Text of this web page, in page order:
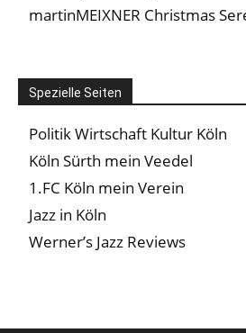
martinMEIXNER Christmas
Spezielle Seiten
Politik Wirtschaft Kultur Köln
Köln Sürth mein Veedel
1.FC Köln mein Verein
Jazz in Köln
Werner’s Jazz Reviews